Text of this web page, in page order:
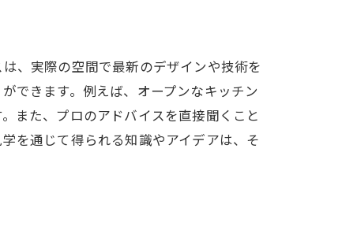
、実際の空間で最新のデザインや技術を
できます。例えば、オープンなキッチン
また、プロのアドバイスを直接聞くこと
を通じて得られる知識やアイデアは、そ